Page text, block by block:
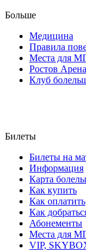
Больше
Медицина
Правила
Места для
Ростов Арена
Клуб
Билеты
Билеты на
Информация
Карта
Как купить
Как оплатить
Как
Абонементы
Места для
VIP,